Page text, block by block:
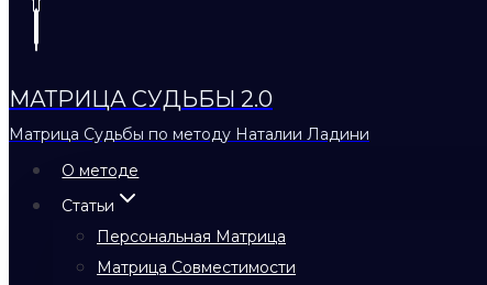
МАТРИЦА СУДЬБЫ 2.0
Матрица Судьбы по методу Наталии Ладини
О методе
Статьи
Персональная Матрица
Матрица Совместимости